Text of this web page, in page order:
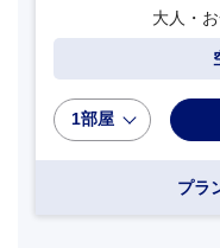
大人・
1部屋
プラ